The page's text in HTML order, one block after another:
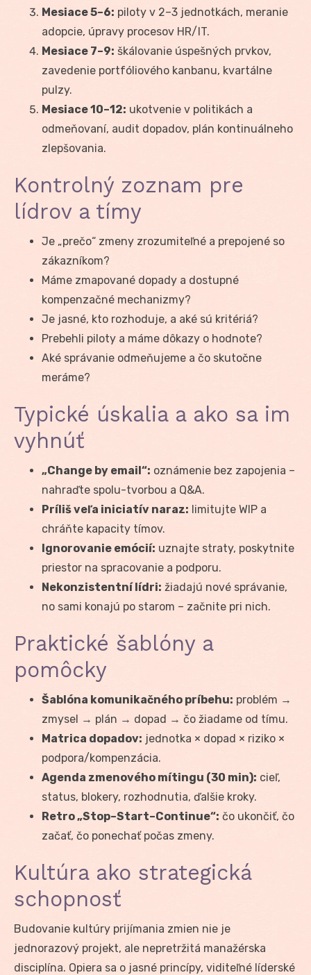
Mesiace 5–6: piloty v 2–3 jednotkách, meranie
adopcie, úpravy procesov HR/IT.
Mesiace 7–9: škálovanie úspešných prvkov,
zavedenie portfóliového kanbanu, kvartálne
pulzy.
Mesiace 10–12: ukotvenie v politikách a
odmeňovaní, audit dopadov, plán kontinuálneho
zlepšovania.
Kontrolný zoznam pre
lídrov a tímy
Je „prečo“ zmeny zrozumiteľné a prepojené so
zákazníkom?
Máme zmapované dopady a dostupné
kompenzačné mechanizmy?
Je jasné, kto rozhoduje, a aké sú kritériá?
Prebehli piloty a máme dôkazy o hodnote?
Aké správanie odmeňujeme a čo skutočne
meráme?
Typické úskalia a ako sa im
vyhnúť
„Change by email“: oznámenie bez zapojenia –
nahraďte spolu-tvorbou a Q&A.
Príliš veľa iniciatív naraz: limitujte WIP a
chráňte kapacity tímov.
Ignorovanie emócií: uznajte straty, poskytnite
priestor na spracovanie a podporu.
Nekonzistentní lídri: žiadajú nové správanie,
no sami konajú po starom – začnite pri nich.
Praktické šablóny a
pomôcky
Šablóna komunikačného príbehu: problém →
zmysel → plán → dopad → čo žiadame od tímu.
Matrica dopadov: jednotka × dopad × riziko ×
podpora/kompenzácia.
Agenda zmenového mítingu (30 min): cieľ,
status, blokery, rozhodnutia, ďalšie kroky.
Retro „Stop–Start–Continue“: čo ukončiť, čo
začať, čo ponechať počas zmeny.
Kultúra ako strategická
schopnosť
Budovanie kultúry prijímania zmien nie je
jednorazový projekt, ale nepretržitá manažérska
disciplína. Opiera sa o jasné princípy, viditeľné líderské